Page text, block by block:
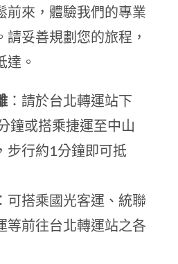
前來，體驗我們的專業
妥善規劃您的旅程，
達。
：請於台北轉運站下
鐘或搭乘捷運至中山
步行約1分鐘即可抵
：可搭乘國光客運、統聯
等前往台北轉運站之各